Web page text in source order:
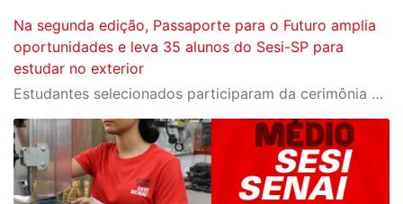
Na segunda edição, Passaporte para o Futuro amplia
oportunidades e leva 35 alunos do Sesi-SP para
estudar no exterior
Estudantes selecionados participaram da cerimônia oficial de entrega do passaporte, realizada no Espaço Nobre da Fiesp, em São Paulo